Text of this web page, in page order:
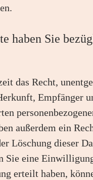
haben Sie
das Recht,
Empfänger
außerdem ein
Löschung dieser
Sie eine
erteilt haben,